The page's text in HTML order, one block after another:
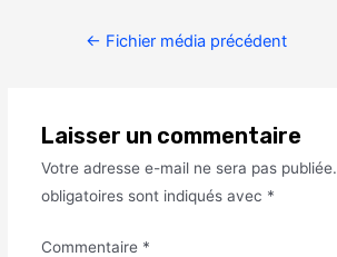
← Fichier média précédent
Laisser un commentaire
Votre adresse e-mail ne sera pas publiée.
obligatoires sont indiqués avec *
Commentaire *